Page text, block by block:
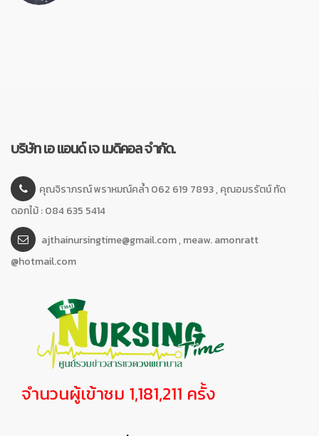
บริษัท เอ แอนด์ เจ เมดิคอล จำกัด.
คุณจิราภรณ์ พราหมณ์คล้ำ 062 619 7893 , คุณอมรรัตน์ ทัด
ดอกไม้ : 084 635 5414
ajthainursingtime@gmail.com , meaw. amonratt
@hotmail.com
จำนวนผู้เข้าชม 1,181,211 ครั้ง